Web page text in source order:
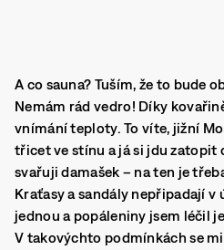
A co sauna? Tuším, že to bude
Nemám rád vedro! Díky
vnímání teploty. To víte, jižní
třicet ve stínu a já si jdu zatopit
svařuji damašek – na ten je
Kraťasy a sandály nepřipadají v
jednou a popáleniny jsem léčil
V takovýchto podmínkách se